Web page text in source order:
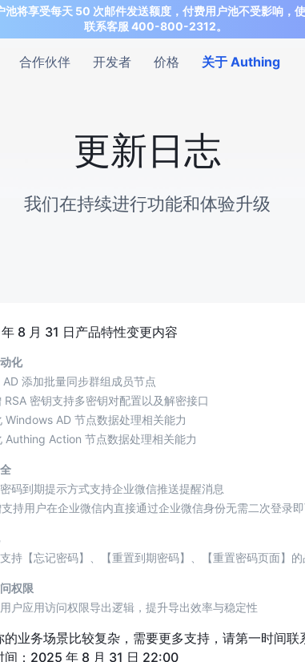
将享受每天 50 次邮件发送额度，付费用户池不受影响，
联系客服 400-800-2312。
合作伙伴 开发者 价格 关于 Authing
更新日志
我们在持续进行功能和体验升级
8 月 31 日产品特性变更内容
化
AD 添加批量同步群组成员节点
RSA 密钥支持多密钥对配置以及解密接口
Windows AD 节点数据处理相关能力
Authing Action 节点数据处理相关能力
码到期提示方式支持企业微信推送提醒消息
持用户在企业微信内直接通过企业微信身份无需二次登录
持【忘记密码】、【重置到期密码】、【重置密码页面】
权限
户应用访问权限导出逻辑，提升导出效率与稳定性
的业务场景比较复杂，需要更多支持，请第一时间联
间：2025 年 8 月 31 日 22:00